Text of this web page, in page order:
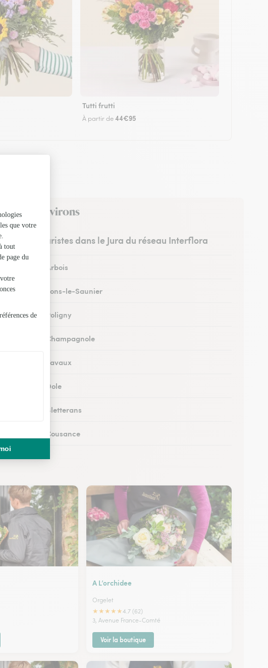
Tutti frutti
À partir de44€95
ses environs
Les fleuristes dans le Jura du réseau Interflora
Fleuristes à Arbois
Fleuristes à Lons-le-Saunier
Fleuristes à Poligny
Fleuristes à Champagnole
Fleuristes à Tavaux
Fleuristes à Dole
Fleuristes à Bletterans
Fleuristes à Cousance
Fleuristes à Orgelet
A L’orchidee
Orgelet
★★★★★4.7 (62)
3, Avenue France-Comté
Voir la boutique